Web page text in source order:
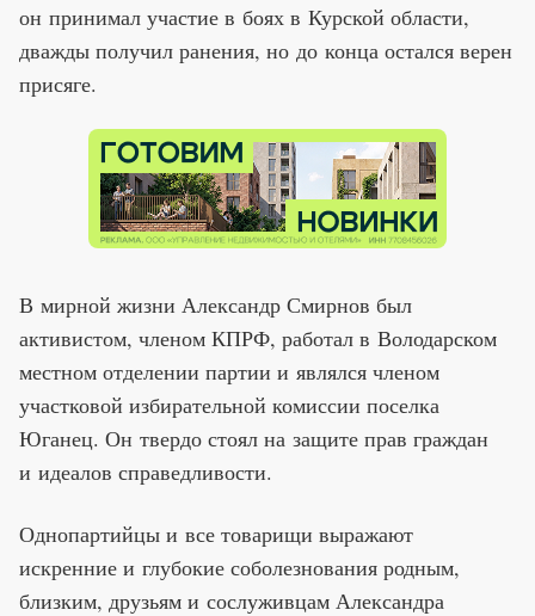
он принимал участие в боях в Курской области,
дважды получил ранения, но до конца остался верен
присяге.
В мирной жизни Александр Смирнов был
активистом, членом КПРФ, работал в Володарском
местном отделении партии и являлся членом
участковой избирательной комиссии поселка
Юганец. Он твердо стоял на защите прав граждан
и идеалов справедливости.
Однопартийцы и все товарищи выражают
искренние и глубокие соболезнования родным,
близким, друзьям и сослуживцам Александра